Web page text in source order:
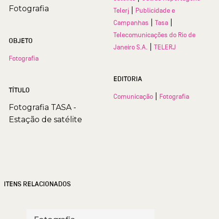
Fotografia
OBJETO
Fotografia
TÍTULO
Fotografia TASA -
Estação de satélite
Telerj
Publicidade e
Campanhas
Tasa
Telecomunicações do Rio de
Janeiro S.A.
TELERJ
EDITORIA
Comunicação Fotografia
ITENS RELACIONADOS